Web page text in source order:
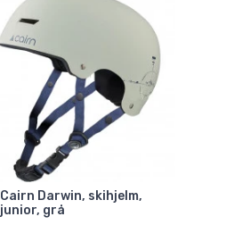
Cairn Darwin, skihjelm,
junior, grå